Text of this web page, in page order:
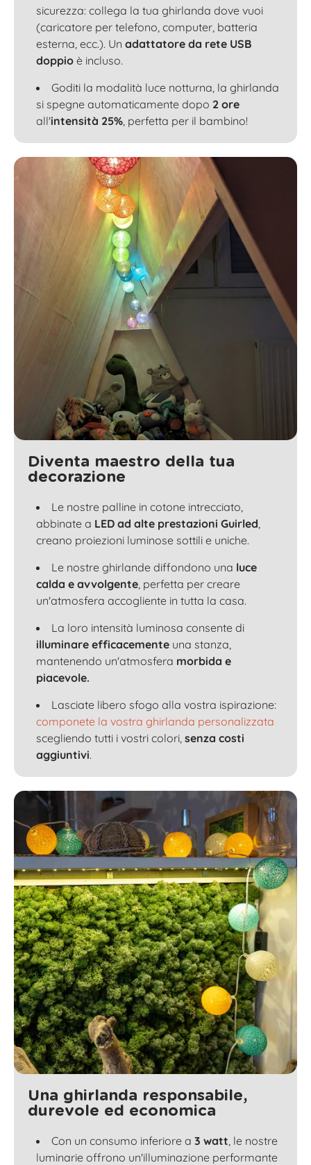
sicurezza: collega la tua ghirlanda dove vuoi
(caricatore per telefono, computer, batteria
esterna, ecc.). Un adattatore da rete USB
doppio è incluso.
Goditi la modalità luce notturna, la ghirlanda
si spegne automaticamente dopo 2 ore
all'intensità 25% , perfetta per il bambino!
Diventa maestro della tua
decorazione
Le nostre palline in cotone intrecciato,
abbinate a LED ad alte prestazioni Guirled
creano proiezioni luminose sottili e uniche.
Le nostre ghirlande diffondono una luce
calda e avvolgente , perfetta per creare
un'atmosfera accogliente in tutta la casa.
La loro intensità luminosa consente di
illuminare efficacemente una stanza,
mantenendo un'atmosfera morbida e
piacevole.
Lasciate libero sfogo alla vostra ispirazione:
componete la vostra ghirlanda personalizzata
scegliendo tutti i vostri colori, senza costi
aggiuntivi.
Una ghirlanda responsabile,
durevole ed economica
Con un consumo inferiore a 3 watt , le nostre
luminarie offrono un'illuminazione performante